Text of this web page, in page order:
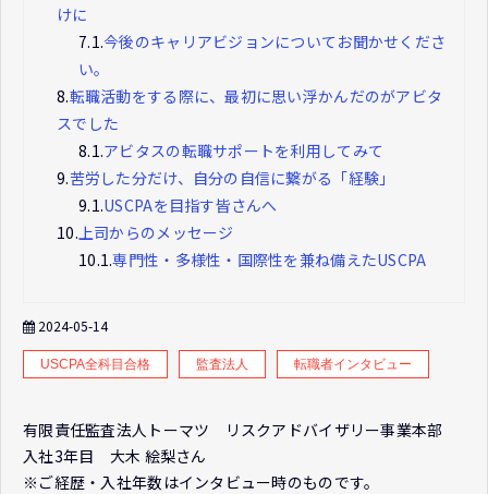
けに
7.1.今後のキャリアビジョンについてお聞かせくださ
い。
8.転職活動をする際に、最初に思い浮かんだのがアビタ
スでした
8.1.アビタスの転職サポートを利用してみて
9.苦労した分だけ、自分の自信に繋がる「経験」
9.1.USCPAを目指す皆さんへ
10.上司からのメッセージ
10.1.専門性・多様性・国際性を兼ね備えたUSCPA
2024-05-14
USCPA全科目合格 監査法人 転職者インタビュー
有限責任監査法人トーマツ リスクアドバイザリー事業本部
入社3年目 大木 絵梨さん
※ご経歴・入社年数はインタビュー時のものです。